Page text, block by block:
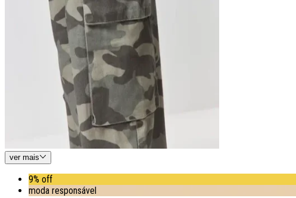
ver mais
9% off
moda responsável